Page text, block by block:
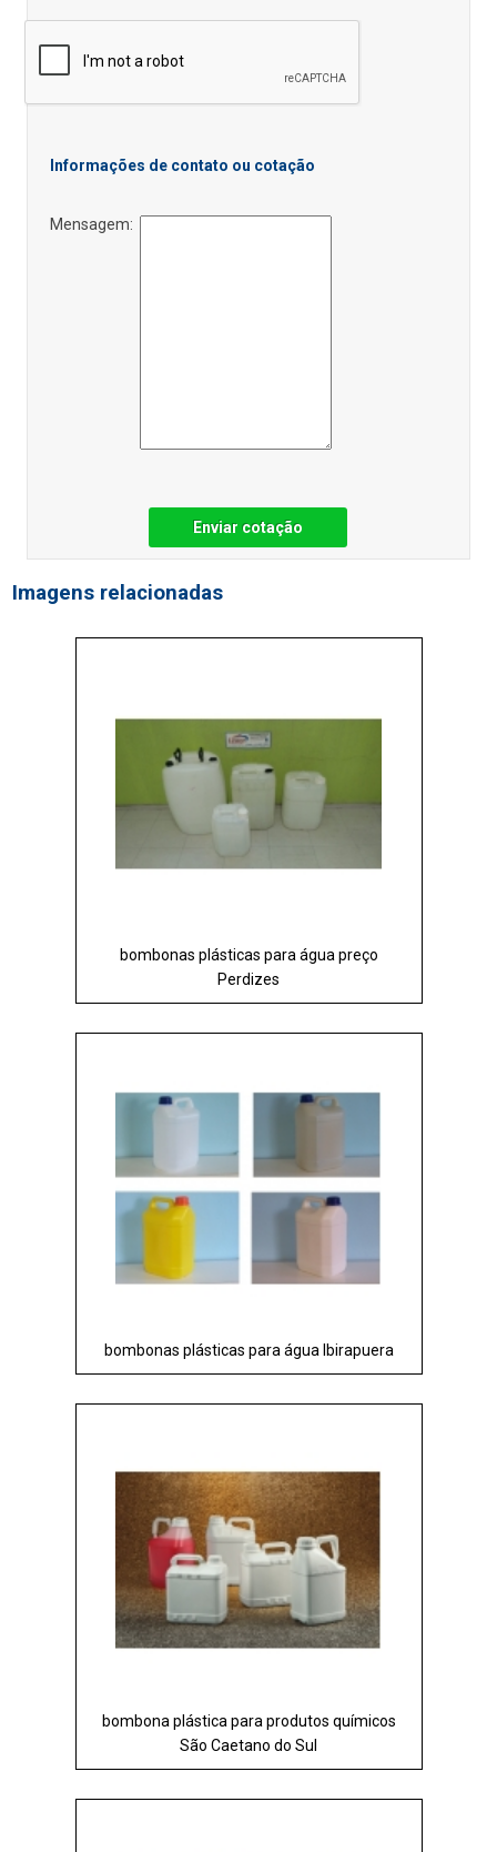
Informações de contato ou cotação
Mensagem:
Enviar cotação
Imagens relacionadas
bombonas plásticas para água preço
Perdizes
bombonas plásticas para água Ibirapuera
bombona plástica para produtos químicos
São Caetano do Sul